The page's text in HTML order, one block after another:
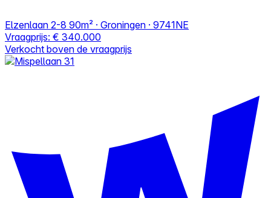
Elzenlaan 2-8 90m² · Groningen · 9741NE
Vraagprijs: € 340.000
Verkocht boven de vraagprijs